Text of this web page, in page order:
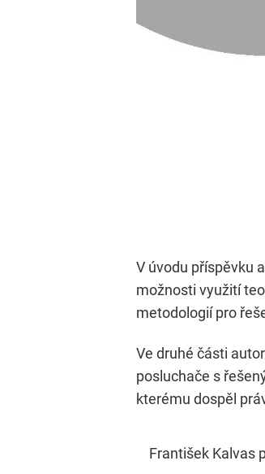
V úvodu příspěvku
možnosti využití
metodologií pro
Ve druhé části
posluchače s
kterému dospěl
František Kalvas